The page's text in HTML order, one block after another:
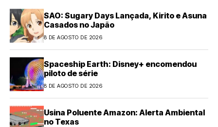
SAO: Sugary Days Lançada, Kirito e Asuna
Casados no Japão
8 DE AGOSTO DE 2026
Spaceship Earth: Disney+ encomendou
piloto de série
8 DE AGOSTO DE 2026
Usina Poluente Amazon: Alerta Ambiental
no Texas